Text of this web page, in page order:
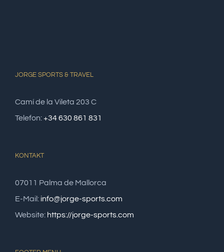
JORGE SPORTS & TRAVEL
Camí de la Vileta 203 C
Telefon:+34 630 861 831
KONTAKT
07011 Palma de Mallorca
E-Mail: info@jorge-sports.com
Website: https://jorge-sports.com